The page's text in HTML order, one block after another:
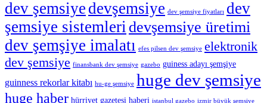
dev şemsiye devşemsiye dev şemsiye fiyatları dev
şemsiye sistemleri devşemsiye üretimi
dev şemşiye imalatı efes pilsen dev şemsiye elektronik
dev şemsiye finansbank dev şemsiye gazebo guiness adayı şemşiye
guinness rekorlar kitabı hu-ge şemsiye huge dev şemsiye
huge haber hürriyet gazetesi haberi istanbul gazebo izmir büyük şemsiye